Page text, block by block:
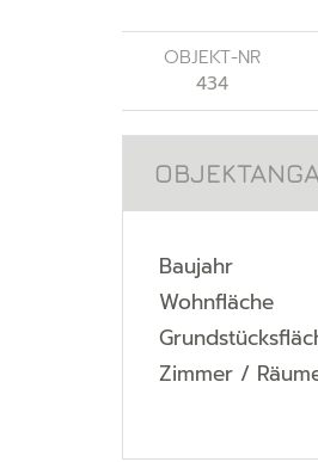
OBJEKT-NR
434
Baujahr
Wohnfläche
Zimmer /